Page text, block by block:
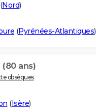
(Nord)
(Pyrénées-Atlantiques)
(80 ans)
obsèques
(Isère)